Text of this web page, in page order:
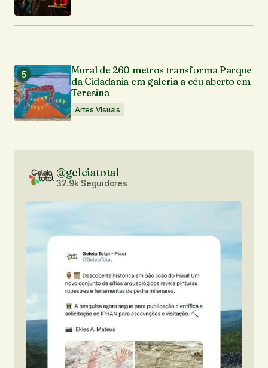
Mural de 260 metros transforma Parque
da Cidadania em galeria a céu aberto em
Teresina
Artes Visuais
@geleiatotal
32.9k Seguidores